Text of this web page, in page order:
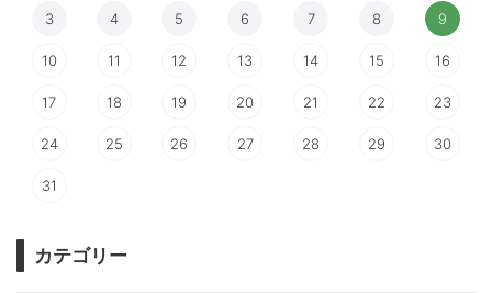
3 4 5 6 7 8 9
10 11 12 13 14 15 16
17 18 19 20 21 22 23
24 25 26 27 28 29 30
31
カテゴリー